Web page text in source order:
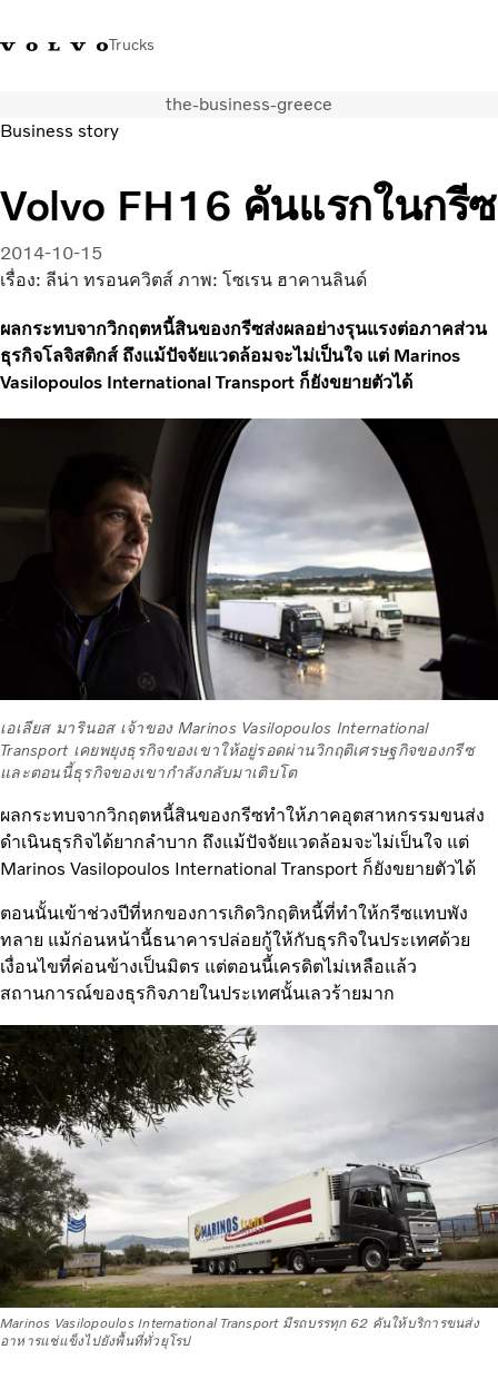
Trucks
Volvo Trucks Thailand Facebookเข้าสู่ระบบ
การใช้งานด้านการขนส่ง
รถบรรทุก
บริการ
สถานที่ตั้งของตัวแทนจำหน่าย
เกี่ยวกับเรา
ติดต่อเรา
the-business-greece
Business story
Volvo FH16 คันแรกในกรีซ
2014-10-15
เรื่อง: ลีน่า ทรอนควิตส์ ภาพ: โซเรน ฮาคานลินด์
ผลกระทบจากวิกฤตหนี้สินของกรีซส่งผลอย่างรุนแรงต่อภาคส่วน
ธุรกิจโลจิสติกส์ ถึงแม้ปัจจัยแวดล้อมจะไม่เป็นใจ แต่ Marinos
Vasilopoulos International Transport ก็ยังขยายตัวได้
เอเลียส มารินอส เจ้าของ Marinos Vasilopoulos International
Transport เคยพยุงธุรกิจของเขาให้อยู่รอดผ่านวิกฤติเศรษฐกิจของกรีซ
และตอนนี้ธุรกิจของเขากำลังกลับมาเติบโต
ผลกระทบจากวิกฤตหนี้สินของกรีซทำให้ภาคอุตสาหกรรมขนส่ง
ดำเนินธุรกิจได้ยากลำบาก ถึงแม้ปัจจัยแวดล้อมจะไม่เป็นใจ แต่
Marinos Vasilopoulos International Transport ก็ยังขยายตัวได้
ตอนนั้นเข้าช่วงปีที่หกของการเกิดวิกฤติหนี้ที่ทำให้กรีซแทบพัง
ทลาย แม้ก่อนหน้านี้ธนาคารปล่อยกู้ให้กับธุรกิจในประเทศด้วย
เงื่อนไขที่ค่อนข้างเป็นมิตร แต่ตอนนี้เครดิตไม่เหลือแล้ว
สถานการณ์ของธุรกิจภายในประเทศนั้นเลวร้ายมาก
Marinos Vasilopoulos International Transport มีรถบรรทุก 62 คันให้บริการขนส่ง
อาหารแช่แข็งไปยังพื้นที่ทั่วยุโรป